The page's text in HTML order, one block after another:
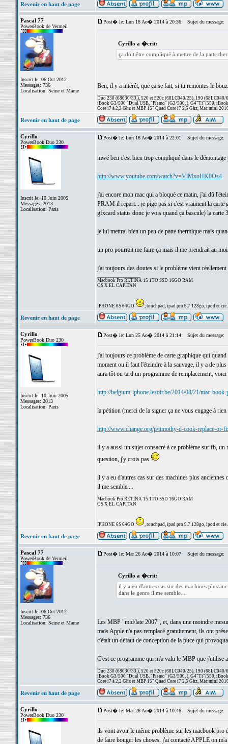
Revenir en haut de page
Pascal 77
PowerBook de Vermeil
Inscrit le: 06 Oct 2012
Messages: 736
Localisation: Seine et Marne
Post� le: Lun 18 Ao� 2014 à 20:36 Sujet du message:
Cyrillo a �crit:
ça doit être compliqué à mettre de la patte
Ben, il y a intérêt, que ça se fait, si tu remontes le
Duo 230 (68030/33,), 520 et 520c (68LC040/25), 190 (68LC040/
iBook G3/500 "Dual USB, "Pismo" (G3/500, ), G4"Ti"/550,
Core i7 à 2,2 Ghz et MBP 15" Quad Core i7 2,5 Ghz, Mac mini
Revenir en haut de page
Cyrillo
PowerBook Duo 230
Inscrit le: 10 Juin 2005
Messages: 2013
Localisation: Paris
Post� le: Lun 18 Ao� 2014 à 22:01 Sujet du message:
mwé ben c'est bien trop compliqué dans le
http://www.youtube.com/watch?v=VlMxoHK0Os4
j'ai encore mon mac qui a bloqué ce matin, j'ai dû
PRAM il repart... je pige pas si c'est vraiment la
gfxcard status donc je vois quand ça bascule) la carte
je lui mettrai bien un peu de patte thermique mais
un pro pourrait me faire ça mais il me prendrait au
j'ai toujours des doutes si le problème vient
Macbook Pro RETINA 15 1TO SSD 16GO RAM
OS X EL CAPITAN
IPHONE 6S 64GO , touchpad, ipad pro 9.7 128go, ipod et
Revenir en haut de page
Cyrillo
PowerBook Duo 230
Inscrit le: 10 Juin 2005
Messages: 2013
Localisation: Paris
Post� le: Lun 25 Ao� 2014 à 21:14 Sujet du message:
j'ai toujours ce problème de carte graphique qui
moment ou il faut l'éteindre à la sauvage, il y a de
aura tôt ou tard un programme de remplacement,
http://belgium-iphone.lesoir.be/2014/08/21/mac-
la pétition (merci de la signer ça ne vous engage à rien
http://www.change.org/p/timothy-d-cook-replace-
il y a aussi un sujet consacré à ce problème sur fb,
question, j'y crois pas
il y a eu d'autres cas sur des machines plus
il me semble....
Macbook Pro RETINA 15 1TO SSD 16GO RAM
OS X EL CAPITAN
IPHONE 6S 64GO , touchpad, ipad pro 9.7 128go, ipod et
Revenir en haut de page
Pascal 77
PowerBook de Vermeil
Inscrit le: 06 Oct 2012
Messages: 736
Localisation: Seine et Marne
Post� le: Mar 26 Ao� 2014 à 10:07 Sujet du message:
Cyrillo a �crit:
il y a eu d'autres cas sur des machines plus
dans le genre il me semble....
Les MBP "mid/late 2007", et, dans une moindre
mais Apple n'a pas remplacé gratuitement, ils ont
c'était un défaut de conception de la puce qui
C'est ce programme qui m'a valu le MBP que j'utilise
Duo 230 (68030/33,), 520 et 520c (68LC040/25), 190 (68LC040/
iBook G3/500 "Dual USB, "Pismo" (G3/500, ), G4"Ti"/550,
Core i7 à 2,2 Ghz et MBP 15" Quad Core i7 2,5 Ghz, Mac mini
Revenir en haut de page
Cyrillo
PowerBook Duo 230
Post� le: Mar 26 Ao� 2014 à 10:46 Sujet du message:
ils vont avoir le même problème sur les macbook pro
de faire bouger les choses. j'ai contacté APPLE on